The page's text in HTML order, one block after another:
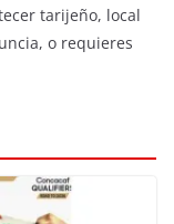
tarijeño, local
o requieres